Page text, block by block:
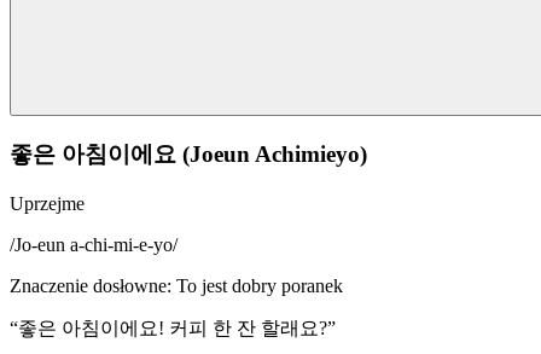
좋은 아침이에요 (Joeun Achimieyo)
Uprzejme
/Jo-eun a-chi-mi-e-yo/
Znaczenie dosłowne: To jest dobry poranek
“좋은 아침이에요! 커피 한 잔 할래요?”